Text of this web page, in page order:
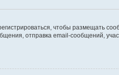
чтобы размещать
отправка email-сообщений,